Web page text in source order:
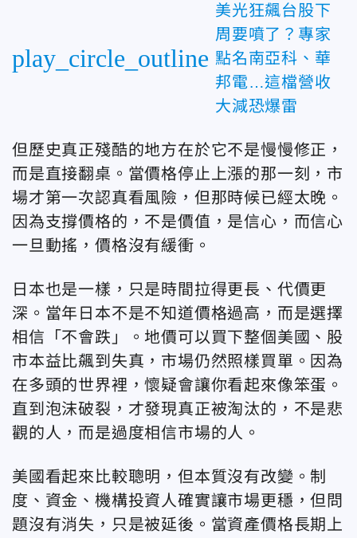
play_circle_outline
美光狂飆台股下
周要噴了？專家
點名南亞科、華
邦電…這檔營收
大減恐爆雷
但歷史真正殘酷的地方在於它不是慢慢修正，
而是直接翻桌。當價格停止上漲的那一刻，市
場才第一次認真看風險，但那時候已經太晚。
因為支撐價格的，不是價值，是信心，而信心
一旦動搖，價格沒有緩衝。
日本也是一樣，只是時間拉得更長、代價更
深。 當年日本不是不知道價格過高，而是選擇
相信「不會跌」。地價可以買下整個美國、股
市本益比飆到失真，市場仍然照樣買單。因為
在多頭的世界裡，懷疑會讓你看起來像笨蛋。
直到泡沫破裂，才發現真正被淘汰的，不是悲
觀的人，而是過度相信市場的人。
美國看起來比較聰明，但本質沒有改變。 制
度、資金、機構投資人確實讓市場更穩，但問
題沒有消失，只是被延後。當資產價格長期上